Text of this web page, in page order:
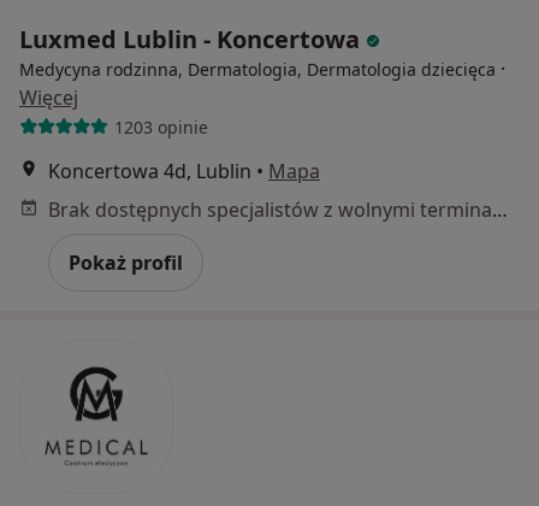
Luxmed Lublin - Koncertowa
Medycyna rodzinna, Dermatologia, Dermatologia dziecięca ·
Więcej
1203 opinie
Koncertowa 4d, Lublin • Mapa
Brak dostępnych specjalistów z wolnymi terminami w tym centrum medycznym.
Pokaż profil